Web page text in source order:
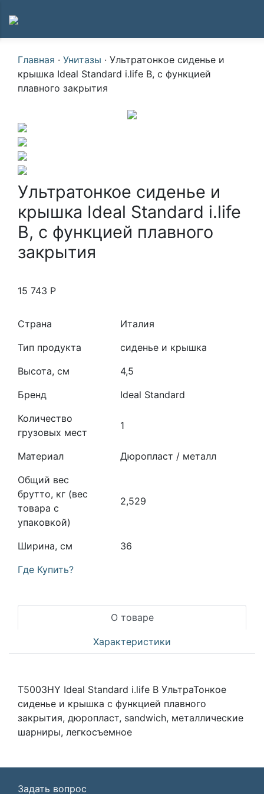
Главная · Унитазы · Ультратонкое сиденье и
крышка Ideal Standard i.life B, с функцией
плавного закрытия
Ультратонкое сиденье и
крышка Ideal Standard i.life
B, с функцией плавного
закрытия
15 743 Р
Страна
Италия
Тип продукта
cиденье и крышка
Высота, см
4,5
Бренд
Ideal Standard
Количество
грузовых мест
1
Материал
Дюропласт / металл
Общий вес
брутто, кг (вес
товара с
упаковкой)
2,529
Ширина, см
36
Где Купить?
О товаре
Характеристики
T5003HY Ideal Standard i.life B УльтраТонкое
сиденье и крышка с функцией плавного
закрытия, дюропласт, sandwich, металлические
шарниры, легкосъемное
Задать вопрос